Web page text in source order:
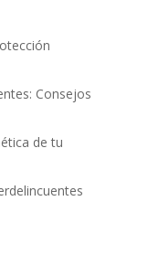
Consejos
de tu